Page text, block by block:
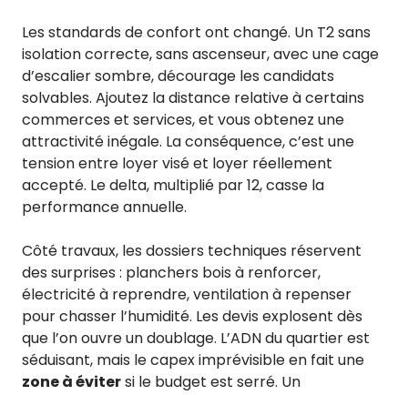
Les standards de confort ont changé. Un T2 sans
isolation correcte, sans ascenseur, avec une cage
d’escalier sombre, décourage les candidats
solvables. Ajoutez la distance relative à certains
commerces et services, et vous obtenez une
attractivité inégale. La conséquence, c’est une
tension entre loyer visé et loyer réellement
accepté. Le delta, multiplié par 12, casse la
performance annuelle.
Côté travaux, les dossiers techniques réservent
des surprises : planchers bois à renforcer,
électricité à reprendre, ventilation à repenser
pour chasser l’humidité. Les devis explosent dès
que l’on ouvre un doublage. L’ADN du quartier est
séduisant, mais le capex imprévisible en fait une
zone à évitersi le budget est serré. Un